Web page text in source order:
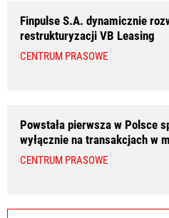
Finpulse S.A. dynamicznie
restrukturyzacji VB Leasing
CENTRUM PRASOWE
Powstała pierwsza w Polsce
wyłącznie na transakcjach w
CENTRUM PRASOWE